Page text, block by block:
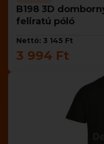
B198 3D
feliratú póló
Nettó: 3 145 Ft
3 994 Ft